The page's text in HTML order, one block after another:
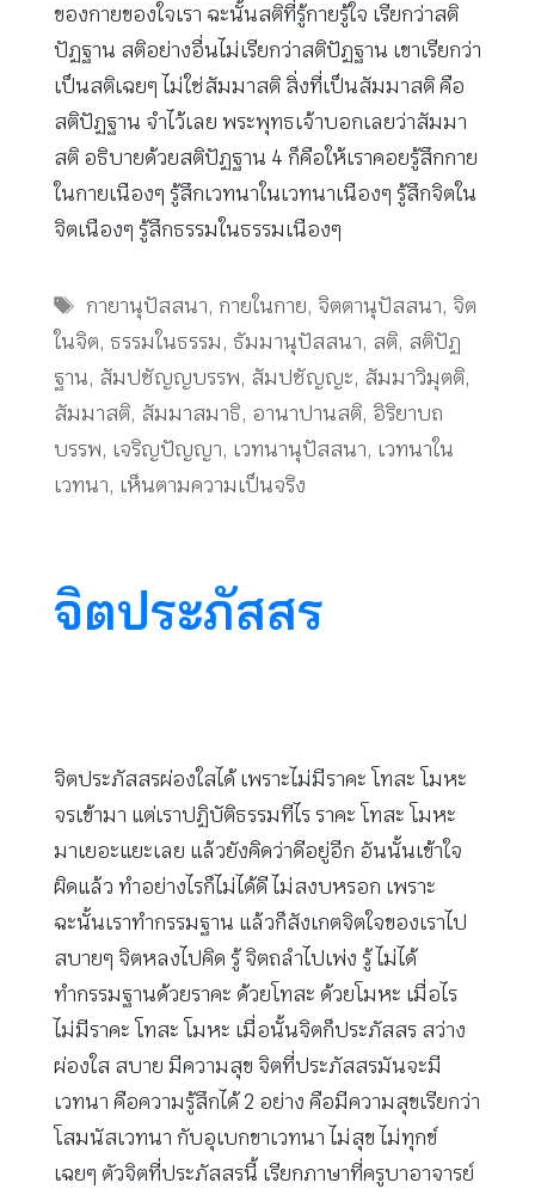
ของกายของใจเรา ฉะนั้นสติที่รู้กายรู้ใจ เรียกว่าสติ
ปัฏฐาน สติอย่างอื่นไม่เรียกว่าสติปัฏฐาน เขาเรียกว่า
เป็นสติเฉยๆ ไม่ใช่สัมมาสติ สิ่งที่เป็นสัมมาสติ คือ
สติปัฏฐาน จำไว้เลย พระพุทธเจ้าบอกเลยว่าสัมมา
สติ อธิบายด้วยสติปัฏฐาน 4 ก็คือให้เราคอยรู้สึกกาย
ในกายเนืองๆ รู้สึกเวทนาในเวทนาเนืองๆ รู้สึกจิตใน
จิตเนืองๆ รู้สึกธรรมในธรรมเนืองๆ
Tags
กายานุปัสสนา, กายในกาย, จิตตานุปัสสนา, จิต
ในจิต, ธรรมในธรรม, ธัมมานุปัสสนา, สติ, สติปัฏ
ฐาน, สัมปชัญญบรรพ, สัมปชัญญะ, สัมมาวิมุตติ,
สัมมาสติ, สัมมาสมาธิ, อานาปานสติ, อิริยาบถ
บรรพ, เจริญปัญญา, เวทนานุปัสสนา, เวทนาใน
เวทนา, เห็นตามความเป็นจริง
จิตประภัสสร
จิตประภัสสรผ่องใสได้ เพราะไม่มีราคะ โทสะ โมหะ
จรเข้ามา แต่เราปฏิบัติธรรมทีไร ราคะ โทสะ โมหะ
มาเยอะแยะเลย แล้วยังคิดว่าดีอยู่อีก อันนั้นเข้าใจ
ผิดแล้ว ทำอย่างไรก็ไม่ได้ดี ไม่สงบหรอก เพราะ
ฉะนั้นเราทำกรรมฐาน แล้วก็สังเกตจิตใจของเราไป
สบายๆ จิตหลงไปคิด รู้ จิตถลำไปเพ่ง รู้ ไม่ได้
ทำกรรมฐานด้วยราคะ ด้วยโทสะ ด้วยโมหะ เมื่อไร
ไม่มีราคะ โทสะ โมหะ เมื่อนั้นจิตก็ประภัสสร สว่าง
ผ่องใส สบาย มีความสุข จิตที่ประภัสสรมันจะมี
เวทนา คือความรู้สึกได้ 2 อย่าง คือมีความสุขเรียกว่า
โสมนัสเวทนา กับอุเบกขาเวทนา ไม่สุข ไม่ทุกข์
เฉยๆ ตัวจิตที่ประภัสสรนี้ เรียกภาษาที่ครูบาอาจารย์